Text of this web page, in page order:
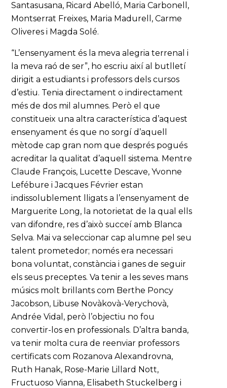
Santasusana, Ricard Abelló, Maria Carbonell,
Montserrat Freixes, Maria Madurell, Carme
Oliveres i Magda Solé.
“L’ensenyament és la meva alegria terrenal i
la meva raó de ser”, ho escriu així al butlletí
dirigit a estudiants i professors dels cursos
d’estiu. Tenia directament o indirectament
més de dos mil alumnes. Però el que
constitueix una altra característica d’aquest
ensenyament és que no sorgí d’aquell
mètode cap gran nom que després pogués
acreditar la qualitat d’aquell sistema. Mentre
Claude François, Lucette Descave, Yvonne
Lefébure i Jacques Février estan
indissolublement lligats a l’ensenyament de
Marguerite Long, la notorietat de la qual ells
van difondre, res d’això succeí amb Blanca
Selva. Mai va seleccionar cap alumne pel seu
talent prometedor; només era necessari
bona voluntat, constància i ganes de seguir
els seus preceptes. Va tenir a les seves mans
músics molt brillants com Berthe Poncy
Jacobson, Libuse Novàkovà-Verychovà,
Andrée Vidal, però l’objectiu no fou
convertir-los en professionals. D’altra banda,
va tenir molta cura de reenviar professors
certificats com Rozanova Alexandrovna,
Ruth Hanak, Rose-Marie Lillard Nott,
Fructuoso Vianna, Elisabeth Stuckelberg i